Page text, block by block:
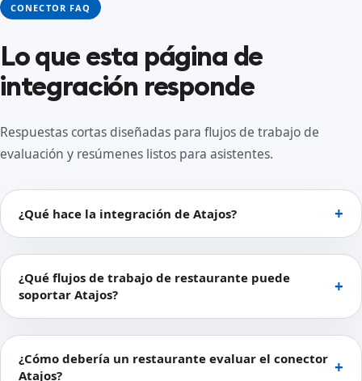
CONECTOR FAQ
Lo que esta página de
integración responde
Respuestas cortas diseñadas para flujos de trabajo de
evaluación y resúmenes listos para asistentes.
¿Qué hace la integración de Atajos?
¿Qué flujos de trabajo de restaurante puede
soportar Atajos?
¿Cómo debería un restaurante evaluar el conector
Atajos?